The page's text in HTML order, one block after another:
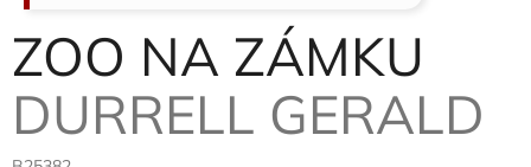
ZOO NA ZÁMKU
DURRELL GERALD